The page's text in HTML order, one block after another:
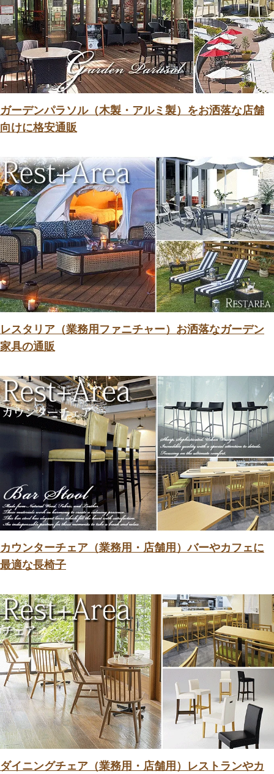
ガーデンパラソル（木製・アルミ製）をお洒落な店舗
向けに格安通販
レスタリア（業務用ファニチャー）お洒落なガーデン
家具の通販
カウンターチェア（業務用・店舗用）バーやカフェに
最適な長椅子
ダイニングチェア（業務用・店舗用）レストランやカ